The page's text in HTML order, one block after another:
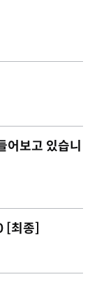
어보고 있습니
[최종]